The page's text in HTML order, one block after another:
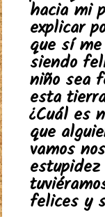
hacia mi
explicar
que sí
siendo
niño sea
esta
¿Cuál es
que
vamos
felices y